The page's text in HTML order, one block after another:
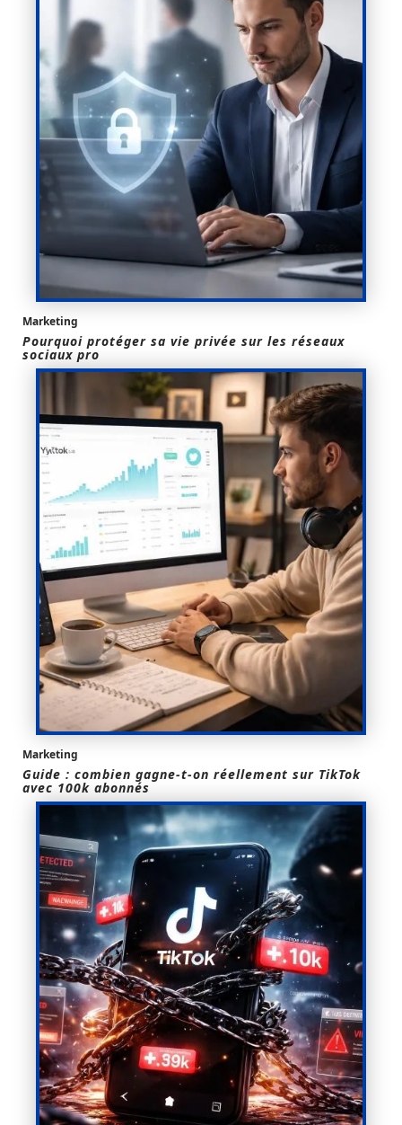
Marketing
Pourquoi protéger sa vie privée sur les réseaux
sociaux pro
Marketing
Guide : combien gagne-t-on réellement sur TikTok
avec 100k abonnés